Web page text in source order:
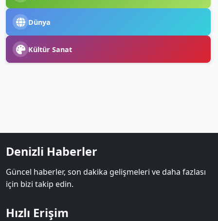
Dünya
Kültür Sanat
Denizli Haberler
Güncel haberler, son dakika gelişmeleri ve daha fazlası
için bizi takip edin.
Hızlı Erişim